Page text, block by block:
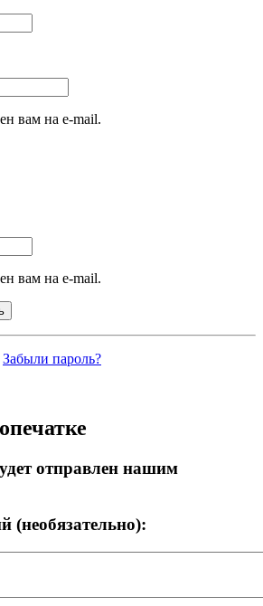
вам на e-mail.
вам на e-mail.
Забыли пароль?
отправлен нашим
(необязательно):